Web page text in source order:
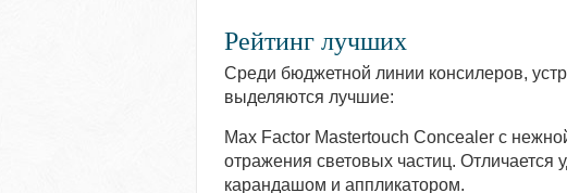
Рейтинг лучших
Среди бюджетной линии консилеров,
выделяются лучшие:
Max Factor Mastertouch Concealer с
отражения световых частиц.
карандашом и аппликатором.